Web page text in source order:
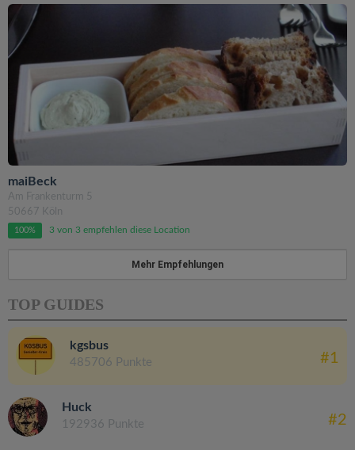
maiBeck
Am Frankenturm 5
50667 Köln
100% 3 von 3 empfehlen diese Location
Mehr Empfehlungen
TOP GUIDES
kgsbus
485706 Punkte #1
Huck
192936 Punkte #2